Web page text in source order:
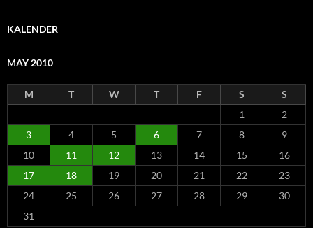
KALENDER
MAY 2010
M T W T F S
S
1
2
3
4 5 6 7 8
9
10
11 12 13 14 15
16
17
18 19 20 21 22
23
24
25 26 27 28 29
30
31